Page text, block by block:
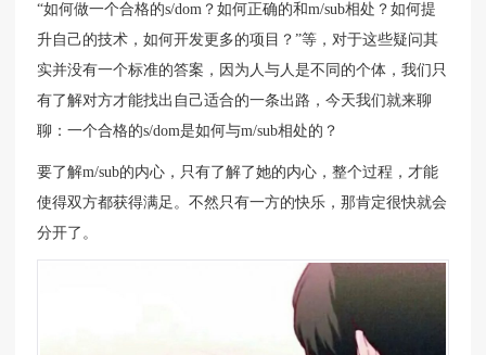
“如何做一个合格的s/dom？如何正确的和m/sub相处？如何提
升自己的技术，如何开发更多的项目？”等，对于这些疑问其
实并没有一个标准的答案，因为人与人是不同的个体，我们只
有了解对方才能找出自己适合的一条出路，今天我们就来聊
聊：一个合格的s/dom是如何与m/sub相处的？
要了解m/sub的内心，只有了解了她的内心，整个过程，才能
使得双方都获得满足。不然只有一方的快乐，那肯定很快就会
分开了。